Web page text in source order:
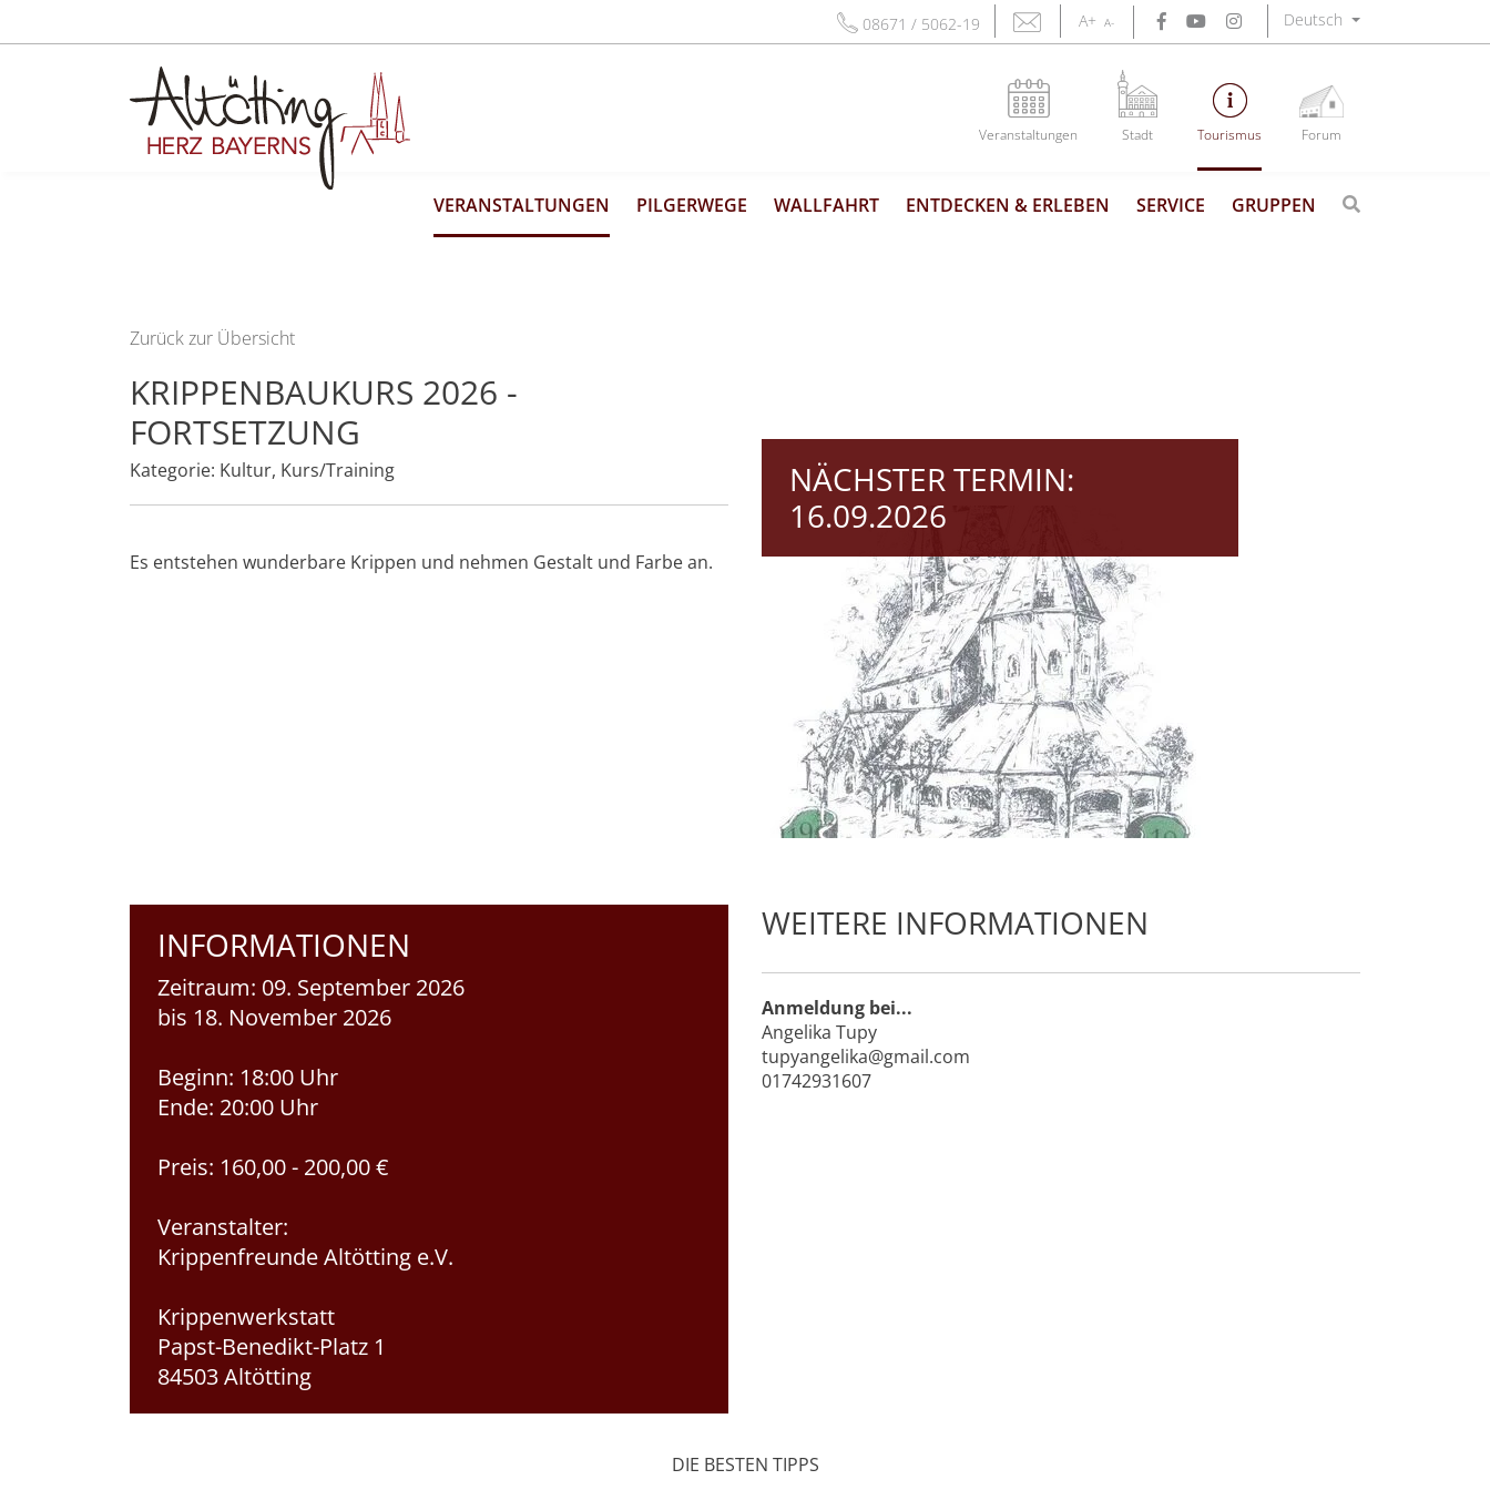
08671 / 5062-19 A+ A- Deutsch
Veranstaltungen Stadt Tourismus Forum
VERANSTALTUNGEN PILGERWEGE WALLFAHRT ENTDECKEN & ERLEBEN SERVICE GRUPPEN
Zurück zur Übersicht
KRIPPENBAUKURS 2026 -
FORTSETZUNG
Kategorie: Kultur, Kurs/Training
Es entstehen wunderbare Krippen und nehmen Gestalt und Farbe an.
NÄCHSTER TERMIN:
16.09.2026
INFORMATIONEN
Zeitraum: 09. September 2026
bis 18. November 2026
Beginn: 18:00 Uhr
Ende: 20:00 Uhr
Preis: 160,00 - 200,00 €
Veranstalter:
Krippenfreunde Altötting e.V.
Krippenwerkstatt
Papst-Benedikt-Platz 1
84503 Altötting
WEITERE INFORMATIONEN
Anmeldung bei...
Angelika Tupy
tupyangelika@gmail.com
01742931607
DIE BESTEN TIPPS